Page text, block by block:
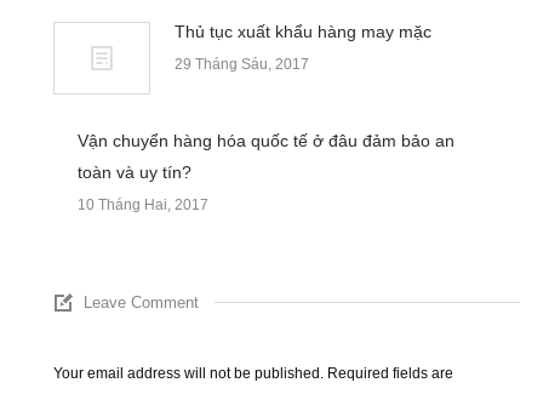
Thủ tục xuất khẩu hàng may mặc
29 Tháng Sáu, 2017
Vận chuyển hàng hóa quốc tế ở đâu đảm bảo an
toàn và uy tín?
10 Tháng Hai, 2017
Leave Comment
Your email address will not be published. Required fields are